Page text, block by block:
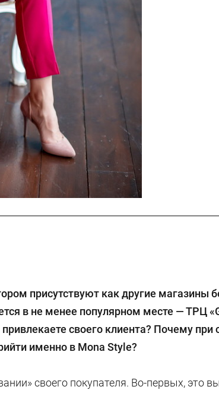
присутствуют как другие магазины
в не менее популярном месте — ТРЦ «
своего клиента? Почему при
именно в Mona Style?
своего покупателя. Во-первых, это